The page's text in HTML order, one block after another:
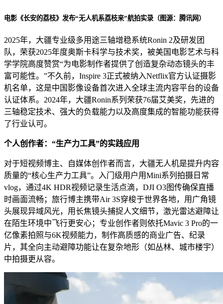
电影《长安的荔枝》发布“无人机系荔枝来”航拍实录（图源：腾讯网）
2025年，大疆专业级多用途三轴增稳系统Ronin 2及研发团
队，荣获2025年度奥斯卡科学与技术奖，被美国电影艺术与科
学学院高度赞赏“为电影制作者提供了创造复杂动态镜头的丰
富可能性。”不久前，Inspire 3正式被纳入Netflix官方认证摄影
机名单，这是中国影像设备首次进入全球主流内容平台的设备
认证体系。2024年，大疆Ronin系列荣获76届艾美奖，先进的
三轴稳定技术、强大的负载能力以及高度集成的智能功能获得
了行业认可。
个人创作者：“生产力工具”的实践应用
对于短视频博主、自媒体创作者而言，大疆无人机是提升内容
质量的“核心生产力工具”。入门级用户用Mini系列拍摄日常
vlog，通过4K HDR视频记录生活点滴，DJI O3图传确保直播
时画面流畅；旅行博主携带Air 3S穿梭于世界各地，用广角镜
头展现异域风光，用长焦镜头捕捉人文细节，激光雷达避障让
在陌生环境中飞行更安心；专业创作者则依托Mavic 3 Pro的一
亿像素拍照与6K视频能力，制作高质感的商业广告、纪录
片，其全向主动避障功能让在复杂地形（如丛林、城市楼宇）
中拍摄更从容。